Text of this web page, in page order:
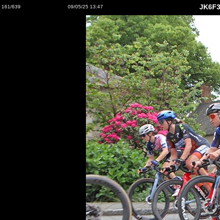
161/639 09/05/25 13:47